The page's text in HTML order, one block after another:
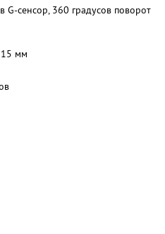
сенсор, 360 градусов поворот
мм